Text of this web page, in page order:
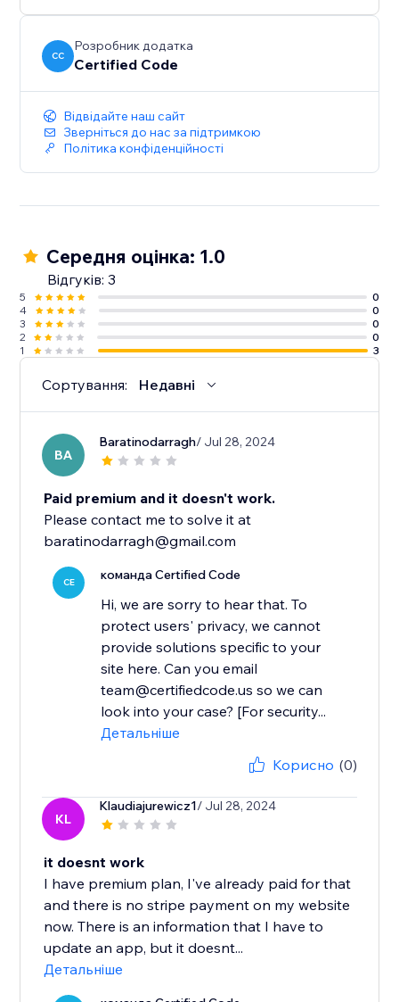
CC
Розробник додатка
Certified Code
Відвідайте наш сайт
Зверніться до нас за підтримкою
Політика конфіденційності
Середня оцінка: 1.0
Відгуків: 3
5
0
4
0
3
0
2
0
1
3
Сортування: Недавні
BA
Baratinodarragh/ Jul 28, 2024
Paid premium and it doesn't work.
Please contact me to solve it at
baratinodarragh@gmail.com
CE команда Certified Code
Hi, we are sorry to hear that. To
protect users' privacy, we cannot
provide solutions specific to your
site here. Can you email
team@certifiedcode.us so we can
look into your case? [For security...
Детальніше
Корисно (0)
KL
Klaudiajurewicz1/ Jul 28, 2024
it doesnt work
I have premium plan, I've already paid for that
and there is no stripe payment on my website
now. There is an information that I have to
update an app, but it doesnt...
Детальніше